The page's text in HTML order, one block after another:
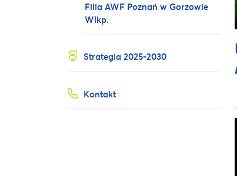
Filia AWF Poznań w Gorzowie
Wlkp.
Strategia 2025-2030
Kontakt